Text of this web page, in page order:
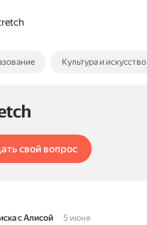
Культура и искусство
свой вопрос
с Алисой
5 июня